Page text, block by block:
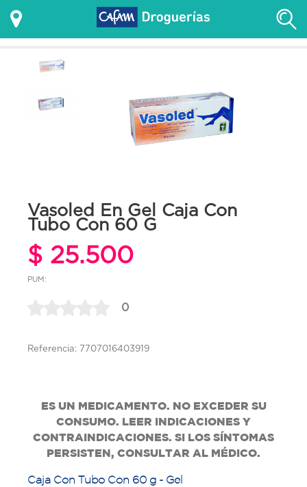
Vasoled En Gel Caja Con
Tubo Con 60 G
$ 25.500
PUM:
0
Referencia: 7707016403919
ES UN MEDICAMENTO. NO EXCEDER SU
CONSUMO. LEER INDICACIONES Y
CONTRAINDICACIONES. SI LOS SÍNTOMAS
PERSISTEN, CONSULTAR AL MÉDICO.
Caja Con Tubo Con 60 g - Gel